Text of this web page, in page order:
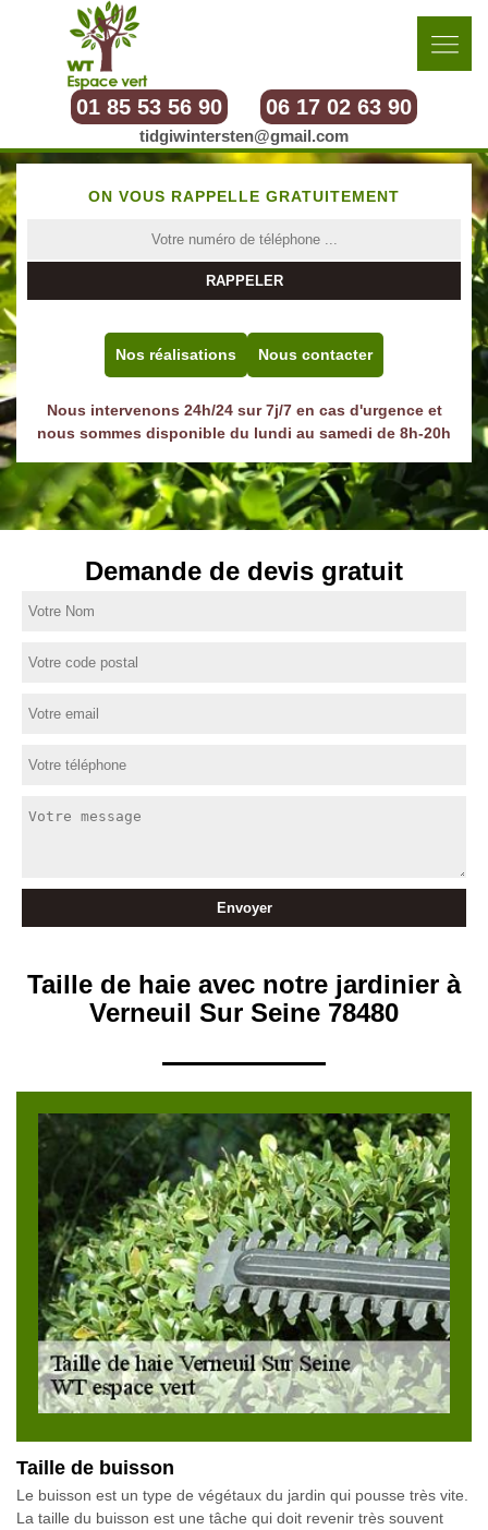
01 85 53 56 90 06 17 02 63 90
tidgiwintersten@gmail.com
ON VOUS RAPPELLE GRATUITEMENT
Nos réalisations Nous contacter
Nous intervenons 24h/24 sur 7j/7 en cas d'urgence et
nous sommes disponible du lundi au samedi de 8h-20h
Demande de devis gratuit
Taille de haie avec notre jardinier à
Verneuil Sur Seine 78480
Taille de buisson
Le buisson est un type de végétaux du jardin qui pousse très vite.
La taille du buisson est une tâche qui doit revenir très souvent